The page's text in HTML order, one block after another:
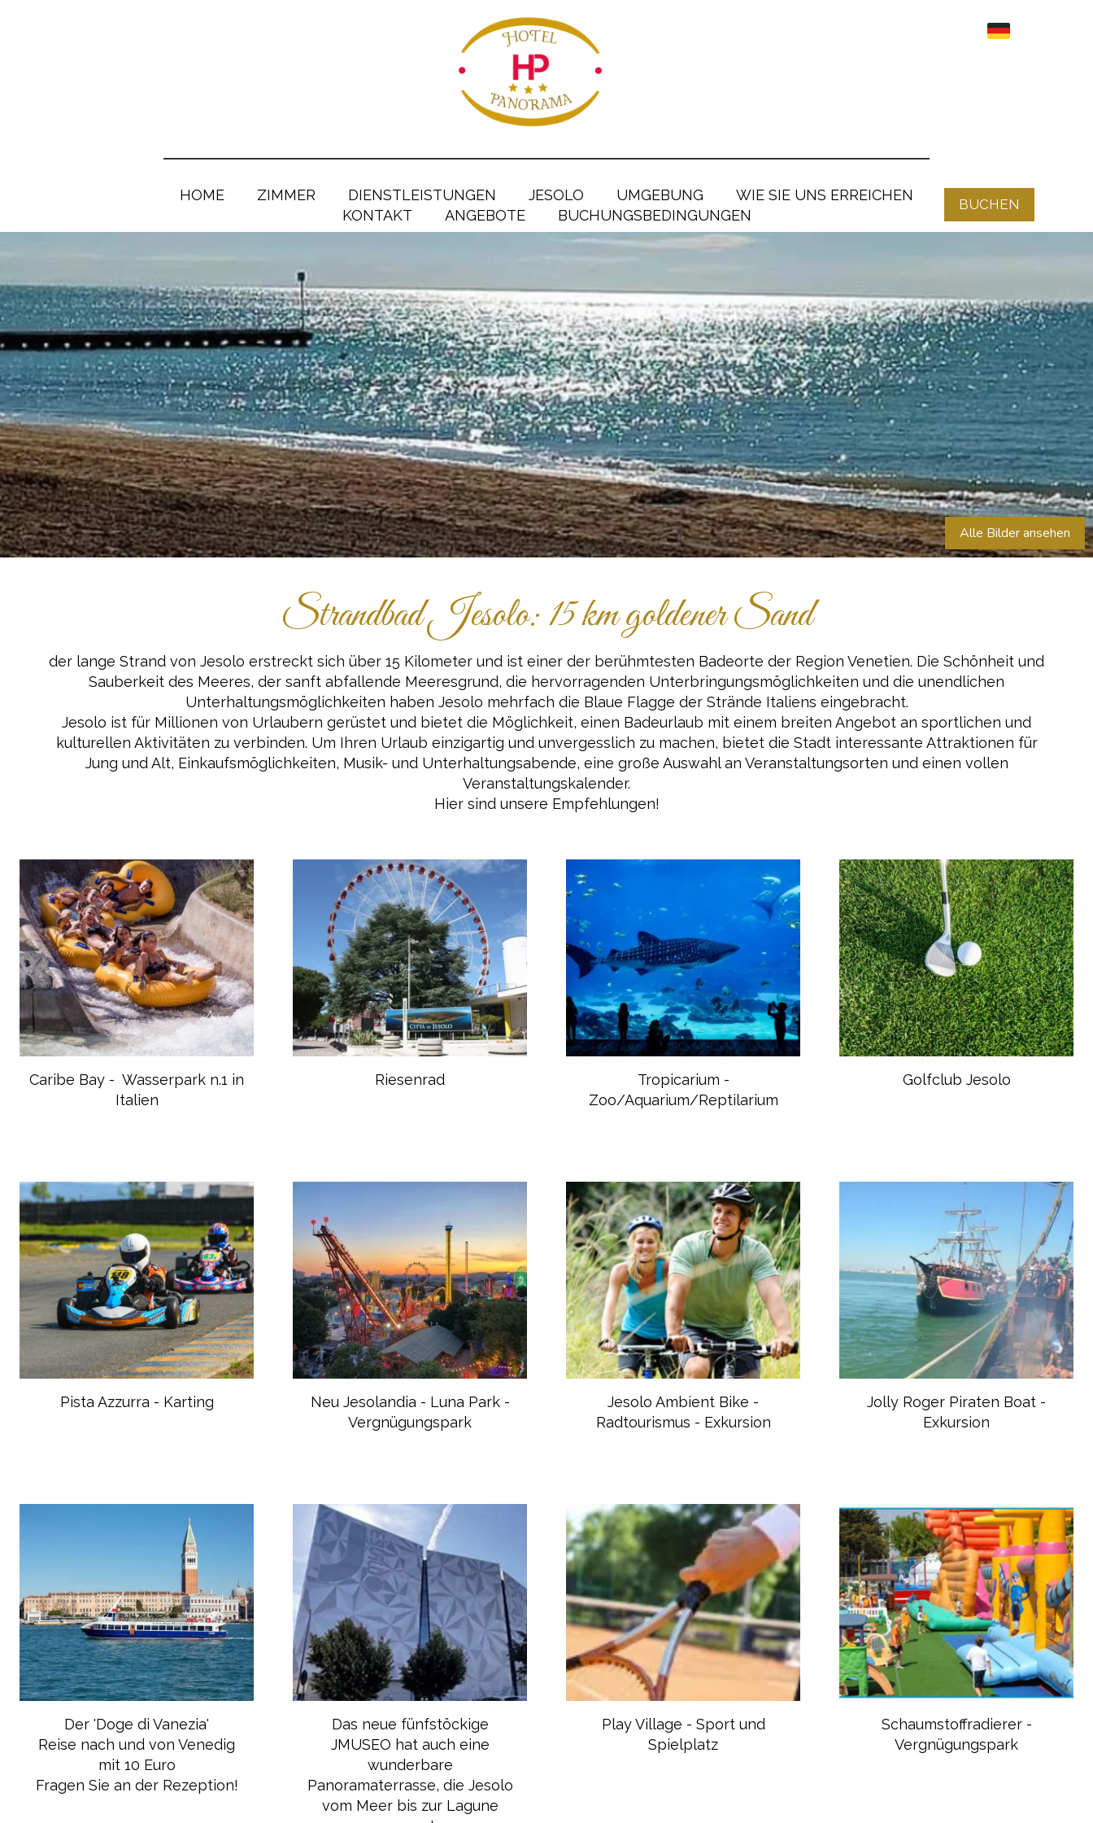
HOME ZIMMER DIENSTLEISTUNGEN JESOLO UMGEBUNG
WIE SIE UNS ERREICHEN
KONTAKT
ANGEBOTE BUCHUNGSBEDINGUNGEN
BUCHEN
Alle Bilder ansehen
Strandbad Jesolo: 15 km goldener Sand
der lange Strand von Jesolo erstreckt sich über 15 Kilometer und ist einer der berühmtesten Badeorte der Region Venetien. Die Schönheit und
Sauberkeit des Meeres, der sanft abfallende Meeresgrund, die hervorragenden Unterbringungsmöglichkeiten und die unendlichen
Unterhaltungsmöglichkeiten haben Jesolo mehrfach die Blaue Flagge der Strände Italiens eingebracht.
Jesolo ist für Millionen von Urlaubern gerüstet und bietet die Möglichkeit, einen Badeurlaub mit einem breiten Angebot an sportlichen und
kulturellen Aktivitäten zu verbinden. Um Ihren Urlaub einzigartig und unvergesslich zu machen, bietet die Stadt interessante Attraktionen für
Jung und Alt, Einkaufsmöglichkeiten, Musik- und Unterhaltungsabende, eine große Auswahl an Veranstaltungsorten und einen vollen
Veranstaltungskalender.
Hier sind unsere Empfehlungen!
Caribe Bay - Wasserpark n.1 in
Italien
Riesenrad
Tropicarium -
Zoo/Aquarium/Reptilarium
Golfclub Jesolo
Pista Azzurra - Karting
Neu Jesolandia - Luna Park -
Vergnügungspark
Jesolo Ambient Bike -
Radtourismus - Exkursion
Jolly Roger Piraten Boat -
Exkursion
Der 'Doge di Vanezia'
Reise nach und von Venedig
mit 10 Euro
Fragen Sie an der Rezeption!
Das neue fünfstöckige
JMUSEO hat auch eine
wunderbare
Panoramaterrasse, die Jesolo
vom Meer bis zur Lagune
Play Village - Sport und
Spielplatz
Schaumstoffradierer -
Vergnügungspark